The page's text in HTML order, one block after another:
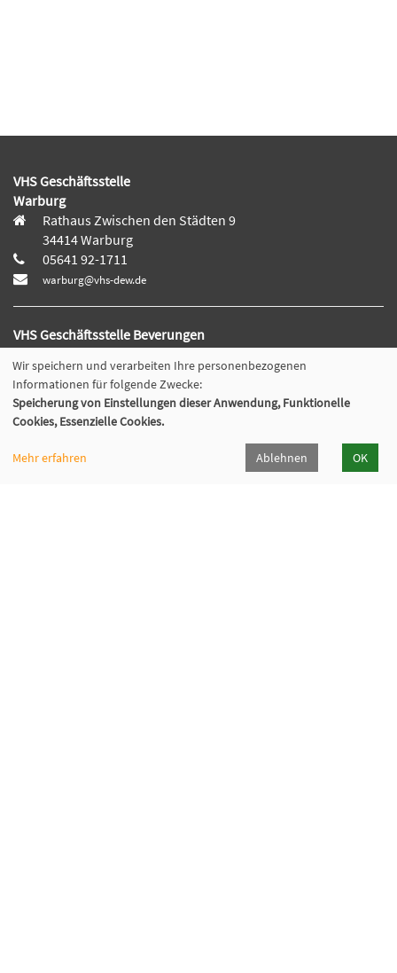
VHS Geschäftsstelle
Warburg
Rathaus Zwischen den Städten 9
34414 Warburg
05641 92-1711
warburg@vhs-dew.de
VHS Geschäftsstelle Beverungen
37688 Beverungen
05273 392-125
beverungen@vhs-dew.de
Wir speichern und verarbeiten Ihre personenbezogenen
Informationen für folgende Zwecke:
Speicherung von Einstellungen dieser Anwendung, Funktionelle
Cookies, Essenzielle Cookies.
Mehr erfahren Ablehnen OK